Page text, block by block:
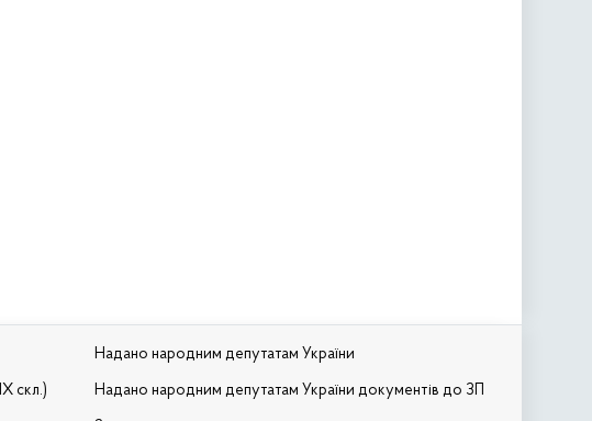
скл.)
Надано народним депутатам України
Надано народним депутатам України документів до ЗП